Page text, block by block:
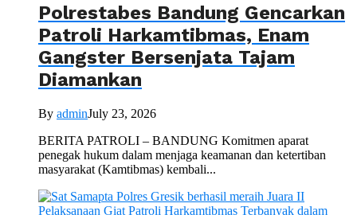
Polrestabes Bandung Gencarkan
Patroli Harkamtibmas, Enam
Gangster Bersenjata Tajam
Diamankan
By adminJuly 23, 2026
BERITA PATROLI – BANDUNG Komitmen aparat
penegak hukum dalam menjaga keamanan dan ketertiban
masyarakat (Kamtibmas) kembali...